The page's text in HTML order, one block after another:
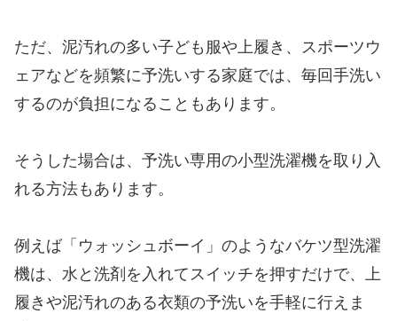
ただ、泥汚れの多い子ども服や上履き、スポーツウ
ェアなどを頻繁に予洗いする家庭では、毎回手洗い
するのが負担になることもあります。
そうした場合は、予洗い専用の小型洗濯機を取り入
れる方法もあります。
例えば「ウォッシュボーイ」のようなバケツ型洗濯
機は、水と洗剤を入れてスイッチを押すだけで、上
履きや泥汚れのある衣類の予洗いを手軽に行えま